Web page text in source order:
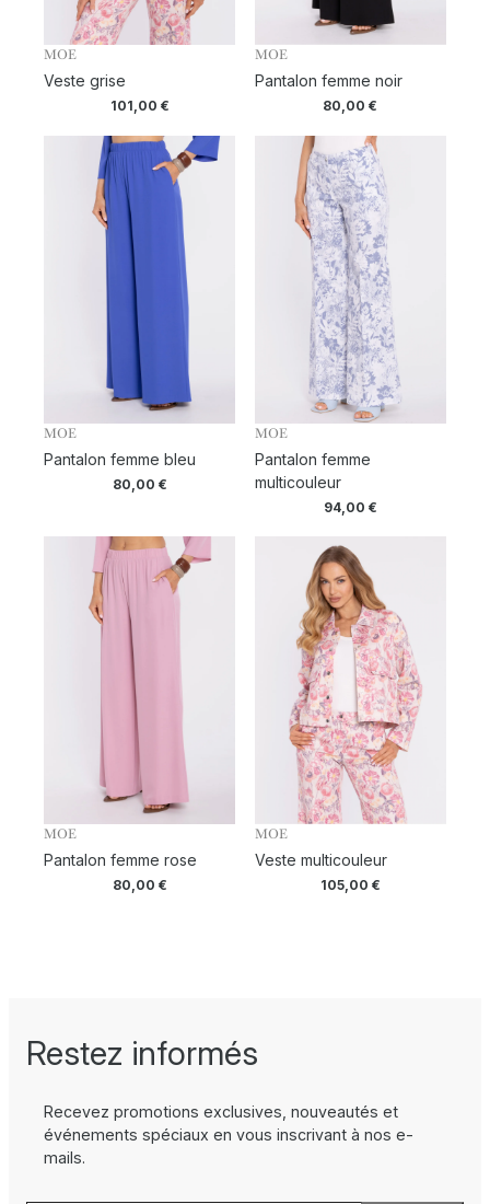
MOE
Veste grise
101,00 €
MOE
Pantalon femme noir
80,00€
MOE
Pantalon femme bleu
80,00 €
MOE
Pantalon femme
multicouleur
94,00 €
MOE
Pantalon femme rose
80,00 €
MOE
Veste multicouleur
105,00 €
Restez informés
Recevez promotions exclusives, nouveautés et
événements spéciaux en vous inscrivant à nos e-
mails.